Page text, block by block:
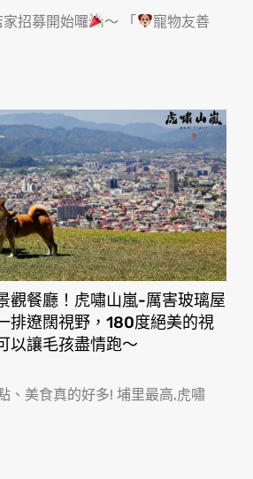
招募開始囉 ～ 「 寵物友善
觀餐廳！虎嘯山嵐-厲害玻璃屋
排遼闊視野，180度絕美的視
以讓毛孩盡情跑〜
、美食真的好多! 埔里最高,虎嘯